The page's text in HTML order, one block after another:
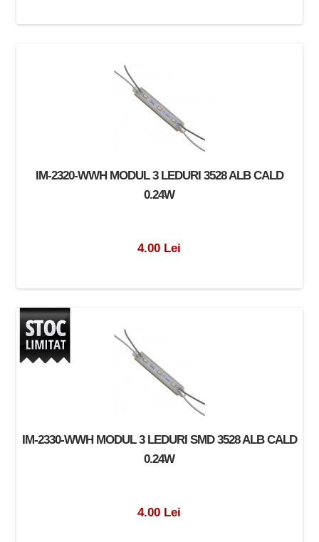
IM-2320-WWH MODUL 3 LEDURI 3528 ALB CALD
0.24W
4.00 Lei
IM-2330-WWH MODUL 3 LEDURI SMD 3528 ALB CALD
0.24W
4.00 Lei